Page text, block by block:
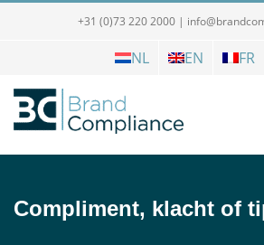
+31 (0)73 220 2000 |
NL EN FR
Compliment, klacht of